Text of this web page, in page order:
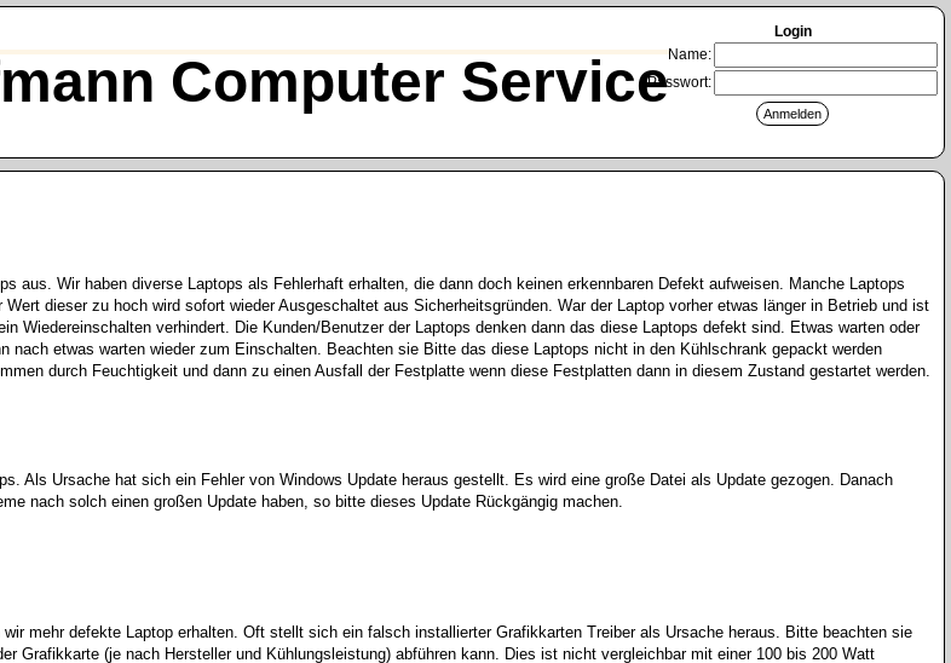
Computer Service
Login
Name:
Passwort:
aus. Wir haben diverse Laptops als Fehlerhaft erhalten, die dann doch keinen erkennbaren Defekt aufweisen. Manche Laptops
dieser zu hoch wird sofort wieder Ausgeschaltet aus Sicherheitsgründen. War der Laptop vorher etwas länger in Betrieb und ist
Wiedereinschalten verhindert. Die Kunden/Benutzer der Laptops denken dann das diese Laptops defekt sind. Etwas warten oder
nach etwas warten wieder zum Einschalten. Beachten sie Bitte das diese Laptops nicht in den Kühlschrank gepackt werden
durch Feuchtigkeit und dann zu einen Ausfall der Festplatte wenn diese Festplatten dann in diesem Zustand gestartet werden.
Als Ursache hat sich ein Fehler von Windows Update heraus gestellt. Es wird eine große Datei als Update gezogen. Danach
nach solch einen großen Update haben, so bitte dieses Update Rückgängig machen.
mehr defekte Laptop erhalten. Oft stellt sich ein falsch installierter Grafikkarten Treiber als Ursache heraus. Bitte beachten sie
Grafikkarte (je nach Hersteller und Kühlungsleistung) abführen kann. Dies ist nicht vergleichbar mit einer 100 bis 200 Watt